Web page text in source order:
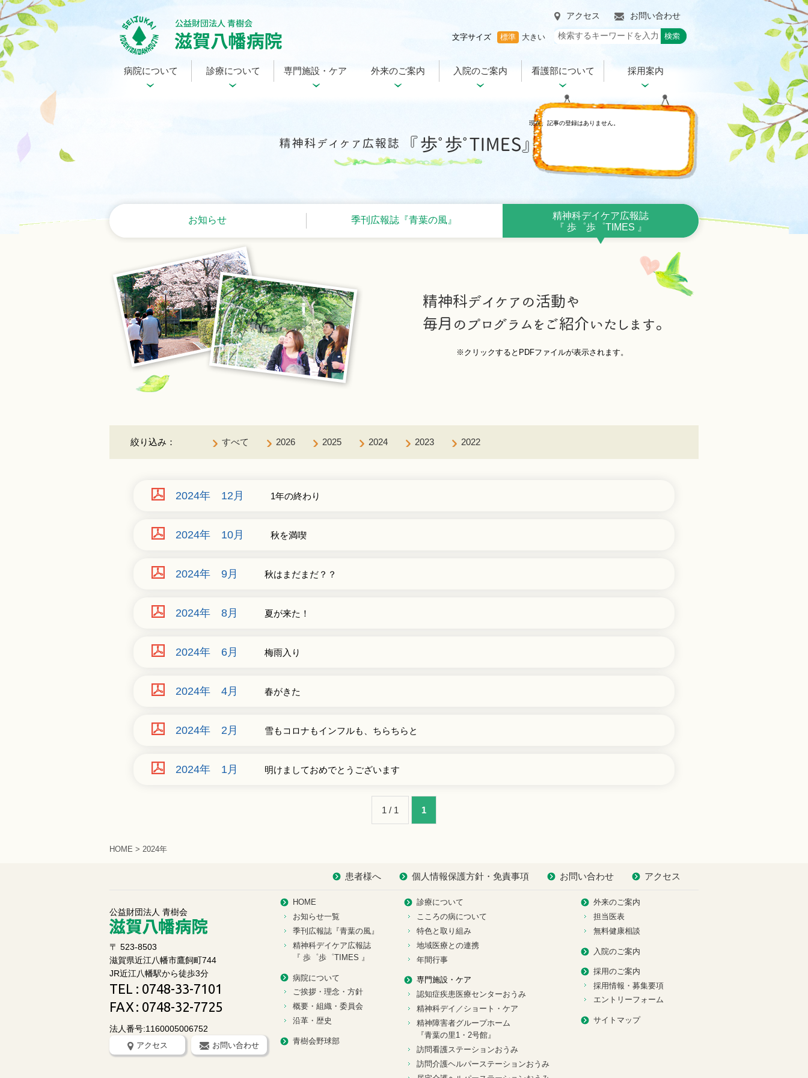
アクセス お問い合わせ
文字サイズ 標準 大きい
病院について 診療について 専門施設・ケア 外来のご案内 入院のご案内 看護部について 採用案内
現在、記事の登録はありません。
お知らせ 季刊広報誌『青葉の風』
精神科デイケア広報誌
『 歩゜歩゜TIMES 』
※クリックするとPDFファイルが表示されます。
絞り込み： すべて 2026 2025 2024 2023 2022
2024年 12月 1年の終わり
2024年 10月 秋を満喫
2024年 9月 秋はまだまだ？？
2024年 8月 夏が来た！
2024年 6月 梅雨入り
2024年 4月 春がきた
2024年 2月 雪もコロナもインフルも、ちらちらと
2024年 1月 明けましておめでとうございます
1 / 1 1
HOME > 2024年
患者様へ 個人情報保護方針・免責事項 お問い合わせ アクセス
公益財団法人 青樹会
〒 523-8503
滋賀県近江八幡市鷹飼町744
JR近江八幡駅から徒歩3分
TEL : 0748-33-7101
FAX : 0748-32-7725
法人番号:1160005006752
アクセス お問い合わせ
HOME
お知らせ一覧
季刊広報誌『青葉の風』
精神科デイケア広報誌
『 歩゜歩゜TIMES 』
病院について
ご挨拶・理念・方針
概要・組織・委員会
沿革・歴史
青樹会野球部
診療について
こころの病について
特色と取り組み
地域医療との連携
年間行事
専門施設・ケア
認知症疾患医療センターおうみ
精神科デイ／ショート・ケア
精神障害者グループホーム
『青葉の里1・2号館』
訪問看護ステーションおうみ
訪問介護ヘルパーステーションおうみ
外来のご案内
担当医表
無料健康相談
入院のご案内
採用のご案内
採用情報・募集要項
エントリーフォーム
サイトマップ